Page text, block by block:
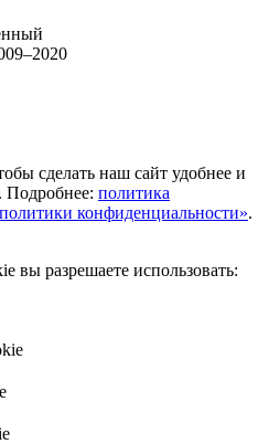
сделать наш сайт удобнее и
Подробнее: политика
конфиденциальности».
вы разрешаете использовать: